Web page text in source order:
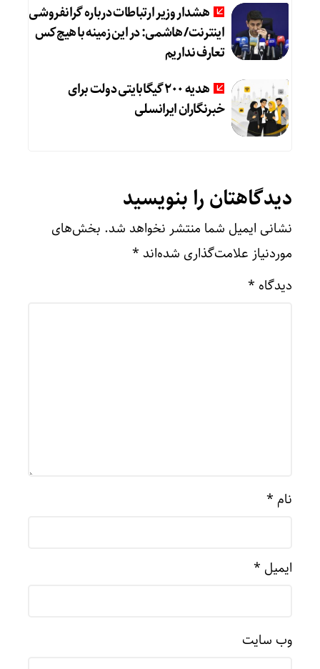
هشدار وزیر ارتباطات درباره گرانفروشی
اینترنت/ هاشمی: در این زمینه با هیچ‌کس
تعارف نداریم
هدیه ۲۰۰ گیگابایتی دولت برای
خبرنگاران ایرانسلی
دیدگاهتان را بنویسید
نشانی ایمیل شما منتشر نخواهد شد. بخش‌های
موردنیاز علامت‌گذاری شده‌اند *
دیدگاه *
نام *
ایمیل *
وب‌ سایت